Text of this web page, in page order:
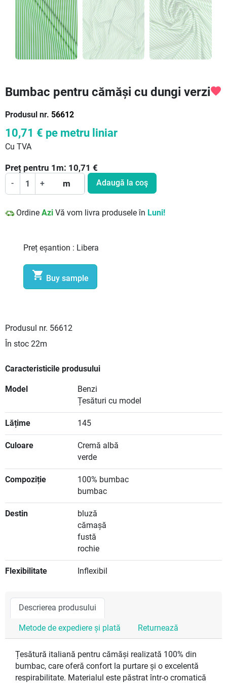
Bumbac pentru cămăși cu dungi verzi
Produsul nr. 56612
favorite
10,71 € pe metru liniar
Cu TVA
Preț pentru 1 m: 10,71 €
- + m Adaugă la coş
Ordine Azi Vă vom livra produsele în Luni!
Preț eșantion : Libera
 Buy sample
Produsul nr. 56612
În stoc 22m
Caracteristicile produsului
Model
Benzi
Țesături cu model
Lățime 145
Culoare
Cremă albă
verde
Compoziție
100% bumbac
bumbac
Destin
bluză
cămașă
fustă
rochie
Flexibilitate Inflexibil
Descrierea produsului
Metode de expediere și plată Returnează
Țesătură italiană pentru cămăși realizată 100% din
bumbac, care oferă confort la purtare și o excelentă
respirabilitate. Materialul este păstrat într-o cromatică